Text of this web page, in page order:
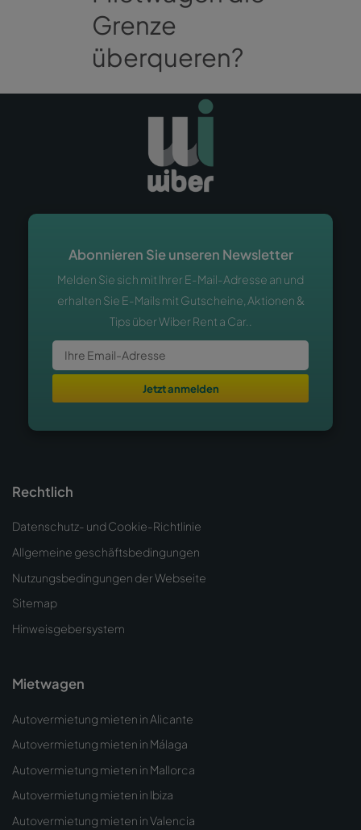
Grenze
überqueren?
Abonnieren Sie unseren Newsletter
Melden Sie sich mit Ihrer E-Mail-Adresse an und
erhalten Sie E-Mails mit Gutscheine, Aktionen &
Tips über Wiber Rent a Car..
Jetzt anmelden
Rechtlich
Datenschutz- und Cookie-Richtlinie
Allgemeine geschäftsbedingungen
Nutzungsbedingungen der Webseite
Sitemap
Hinweisgebersystem
Mietwagen
Autovermietung mieten in Alicante
Autovermietung mieten in Málaga
Autovermietung mieten in Mallorca
Autovermietung mieten in Ibiza
Autovermietung mieten in Valencia